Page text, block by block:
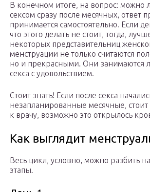
В конечном итоге, на вопрос: можно
сексом сразу после месячных, ответ
принимается самостоятельно. Если
что этого делать не стоит, тогда,
некоторых представительниц
менструации не только считаются
но и прекрасными. Они занимаются
секса с удовольствием.
Стоит знать! Если после секса
незапланированные месячные, стоит
к врачу, возможно это открылось
Как выглядит
Весь цикл, условно, можно разбить
этапы.